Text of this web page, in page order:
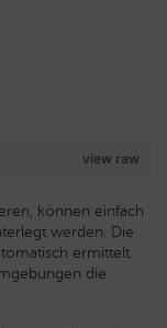
view raw
können einfach
werden. Die
ermittelt.
die